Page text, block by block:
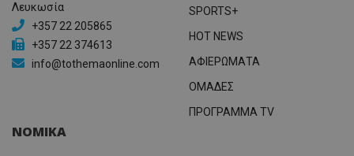
Λευκωσία
+357 22 205865
+357 22 374613
info@tothemaonline.com
SPORTS+
HOT NEWS
ΑΦΙΕΡΩΜΑΤΑ
ΟΜΑΔΕΣ
ΠΡΟΓΡΑΜΜΑ TV
ΝΟΜΙΚΑ